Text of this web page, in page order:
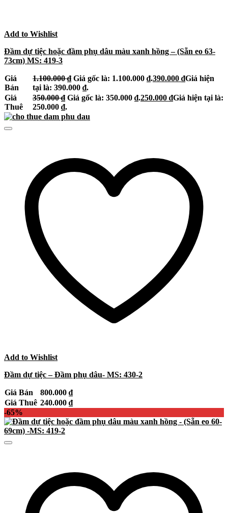
Add to Wishlist
Đầm dự tiệc hoặc đầm phụ dâu màu xanh hồng – (Sẵn eo 63-
73cm) MS: 419-3
Giá
Bán
1.100.000₫ Giá gốc là: 1.100.000 ₫.390.000 ₫Giá hiện
tại là: 390.000 ₫.
Giá
Thuê
350.000₫ Giá gốc là: 350.000 ₫.250.000 ₫Giá hiện tại là:
250.000 ₫.
Add to Wishlist
Đầm dự tiệc – Đầm phụ dâu- MS: 430-2
Giá Bán 800.000 ₫
Giá Thuê 240.000 ₫
-65%